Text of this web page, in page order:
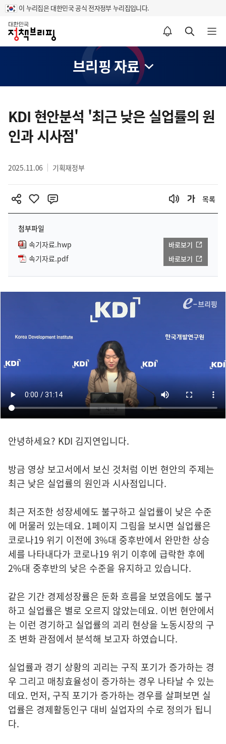
이 누리집은 대한민국 공식 전자정부 누리집입니다.
홈
알림설정 바로가기 검색 바로가기 메뉴 열기
브리핑 자료
텐
츠
영
KDI 현안분석 '최근 낮은 실업률의 원
인과 시사점'
2025.11.06 기획재정부
목록
첨부파일
속기자료.hwp
바로보기
속기자료.pdf 바로보기
안녕하세요? KDI 김지연입니다.
방금 영상 보고서에서 보신 것처럼 이번 현안의 주제는
최근 낮은 실업률의 원인과 시사점입니다.
최근 저조한 성장세에도 불구하고 실업률이 낮은 수준
에 머물러 있는데요. 1페이지 그림을 보시면 실업률은
코로나19 위기 이전에 3%대 중후반에서 완만한 상승
세를 나타내다가 코로나19 위기 이후에 급락한 후에
2%대 중후반의 낮은 수준을 유지하고 있습니다.
같은 기간 경제성장률은 둔화 흐름을 보였음에도 불구
하고 실업률은 별로 오르지 않았는데요. 이번 현안에서
는 이런 경기하고 실업률의 괴리 현상을 노동시장의 구
조 변화 관점에서 분석해 보고자 하였습니다.
실업률과 경기 상황의 괴리는 구직 포기가 증가하는 경
우 그리고 매칭효율성이 증가하는 경우 나타날 수 있는
데요. 먼저, 구직 포기가 증가하는 경우를 살펴보면 실
업률은 경제활동인구 대비 실업자의 수로 정의가 됩니
다.